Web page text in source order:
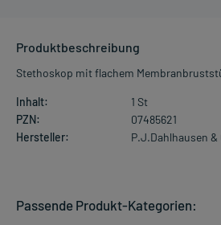
Produktbeschreibung
Stethoskop mit flachem
Inhalt:
1 St
PZN:
07485621
Hersteller:
P.J.Dahlhausen &
Passende Produkt-Kategorien: